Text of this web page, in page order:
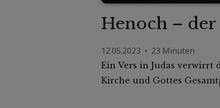
Henoch –
12.05.2023 • 23 Minuten
Ein Vers in Judas verwirrt
Kirche und Gottes